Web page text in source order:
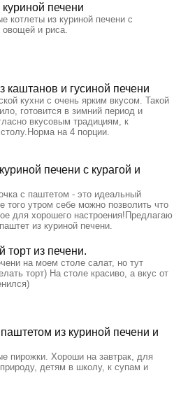
куриной печени
котлеты из куриной печени с
и риса.
каштанов и гусиной печени
кухни с очень ярким вкусом. Такой
готовится в зимний период и
вкусовым традициям, к
на 4 порции.
печени с курагой и
с паштетом - это идеальный
того утром себе можно позволить что
для хорошего настроения!Предлагаю
из куриной печени.
торт из печени.
на моем столе салат, но тут
торт) На столе красиво, а вкус от
из куриной печени и
пирожки. Хороши на завтрак, для
детям в школу, к супам и